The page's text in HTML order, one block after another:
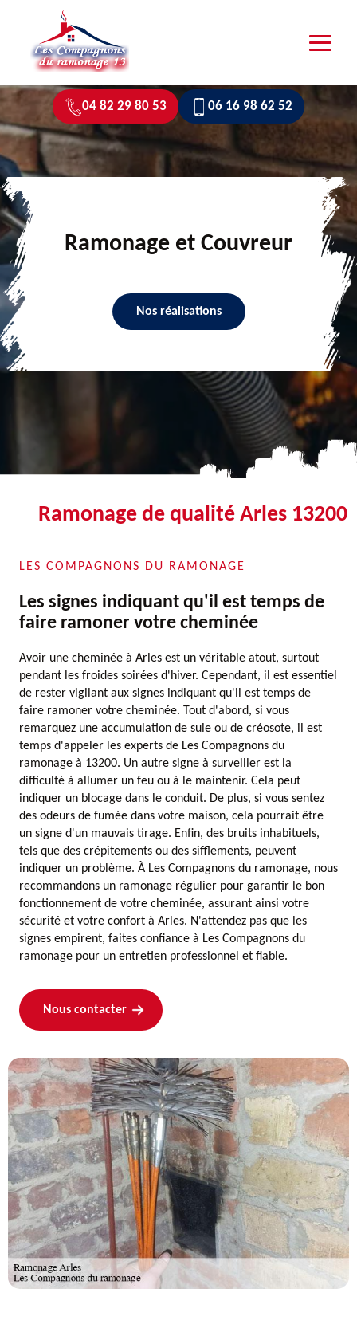
04 82 29 80 53 06 16 98 62 52
Ramonage et Couvreur
Nos réalisations
Ramonage de qualité Arles 13200
LES COMPAGNONS DU RAMONAGE
Les signes indiquant qu'il est temps de
faire ramoner votre cheminée
Avoir une cheminée à Arles est un véritable atout, surtout
pendant les froides soirées d'hiver. Cependant, il est essentiel
de rester vigilant aux signes indiquant qu'il est temps de
faire ramoner votre cheminée. Tout d'abord, si vous
remarquez une accumulation de suie ou de créosote, il est
temps d'appeler les experts de Les Compagnons du
ramonage à 13200. Un autre signe à surveiller est la
difficulté à allumer un feu ou à le maintenir. Cela peut
indiquer un blocage dans le conduit. De plus, si vous sentez
des odeurs de fumée dans votre maison, cela pourrait être
un signe d'un mauvais tirage. Enfin, des bruits inhabituels,
tels que des crépitements ou des sifflements, peuvent
indiquer un problème. À Les Compagnons du ramonage, nous
recommandons un ramonage régulier pour garantir le bon
fonctionnement de votre cheminée, assurant ainsi votre
sécurité et votre confort à Arles. N'attendez pas que les
signes empirent, faites confiance à Les Compagnons du
ramonage pour un entretien professionnel et fiable.
Nous contacter